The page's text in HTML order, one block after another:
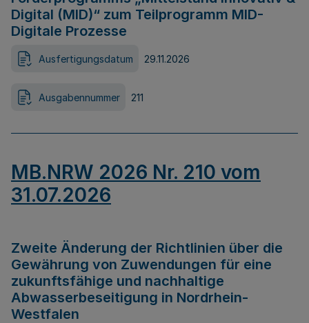
Digital (MID)“ zum Teilprogramm MID-
Digitale Prozesse
Ausfertigungsdatum 29.11.2026
Ausgabennummer 211
MB.NRW 2026 Nr. 210 vom
31.07.2026
Zweite Änderung der Richtlinien über die
Gewährung von Zuwendungen für eine
zukunftsfähige und nachhaltige
Abwasserbeseitigung in Nordrhein-
Westfalen